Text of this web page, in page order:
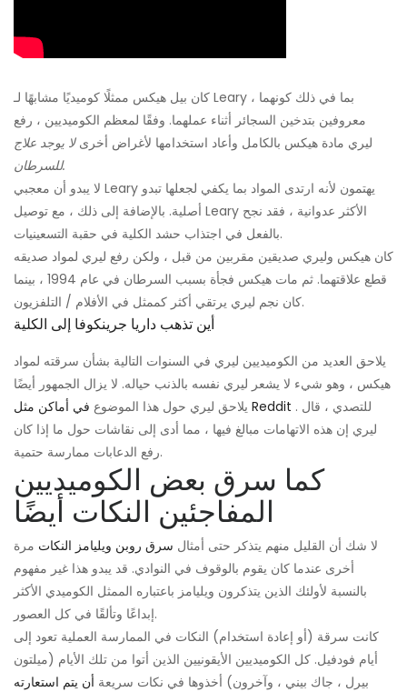
كان بيل هيكس ممثلًا كوميديًا مشابهًا لـ Leary ، بما في ذلك كونهما
معروفين بتدخين السجائر أثناء عملهما. وفقًا لمعظم الكوميديين ، رفع
ليري مادة هيكس بالكامل وأعاد استخدامها لأغراض أخرىلا يوجد علاج
للسرطان.
لا يبدو أن معجبي Leary يهتمون لأنه ارتدى المواد بما يكفي لجعلها تبدو
أصلية. بالإضافة إلى ذلك ، مع توصيل Leary الأكثر عدوانية ، فقد نجح
بالفعل في اجتذاب حشد الكلية في حقبة التسعينيات.
كان هيكس وليري صديقين مقربين من قبل ، ولكن رفع ليري لمواد صديقه
قطع علاقتهما. ثم مات هيكس فجأة بسبب السرطان في عام 1994 ، بينما
كان نجم ليري يرتقي أكثر كممثل في الأفلام / التلفزيون.
أين تذهب داريا جرينكوفا إلى الكلية
يلاحق العديد من الكوميديين ليري في السنوات التالية بشأن سرقته لمواد
هيكس ، وهو شيء لا يشعر ليري نفسه بالذنب حياله. لا يزال الجمهور أيضًا
يلاحق ليري حول هذا الموضوع في أماكن مثل Reddit . للتصدي ، قال
ليري إن هذه الاتهامات مبالغ فيها ، مما أدى إلى نقاشات حول ما إذا كان
رفع الدعابات ممارسة حتمية.
كما سرق بعض الكوميديين
المفاجئين النكات أيضًا
لا شك أن القليل منهم يتذكر حتى أمثال سرق روبن ويليامز النكات مرة
أخرى عندما كان يقوم بالوقوف في النوادي. قد يبدو هذا غير مفهوم
بالنسبة لأولئك الذين يتذكرون ويليامز باعتباره الممثل الكوميدي الأكثر
إبداعًا وتألقًا في كل العصور.
كانت سرقة (أو إعادة استخدام) النكات في الممارسة العملية تعود إلى
أيام فودفيل. كل الكوميديين الأيقونيين الذين أتوا من تلك الأيام (ميلتون
بيرل ، جاك بيني ، وآخرون) أخذوها في نكات سريعة أن يتم استعارته